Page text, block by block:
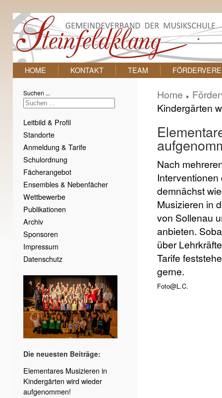
HOME KONTAKT TEAM
Suchen ...
Leitbild & Profil
Standorte
Anmeldung & Tarife
Schulordnung
Fächerangebot
Ensembles & Nebenfächer
Wettbewerbe
Publikationen
Archiv
Sponsoren
Impressum
Datenschutz
Die neuesten Beiträge:
Elementares Musizieren in
Kindergärten wird wieder
aufgenommen!
Home
Kindergärten
Nach
Interventionen
demnächst
Musizieren in
von Sollenau
anbieten.
über
Tarife
gerne.
Foto@L.C.